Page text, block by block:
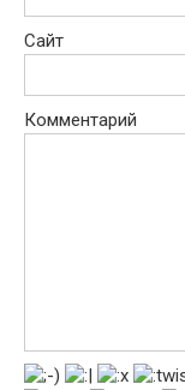
Сайт
Комментарий